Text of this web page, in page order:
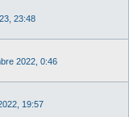
23:48
2022, 0:46
19:57